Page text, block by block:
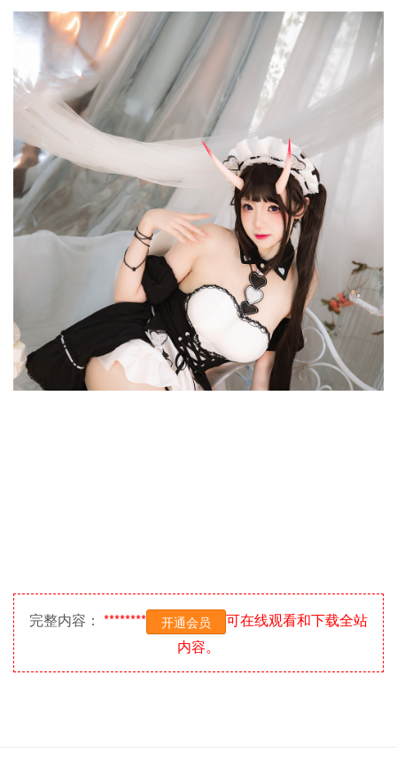
完整内容： ******** 开通会员
可在线观看和下载全站
内容。